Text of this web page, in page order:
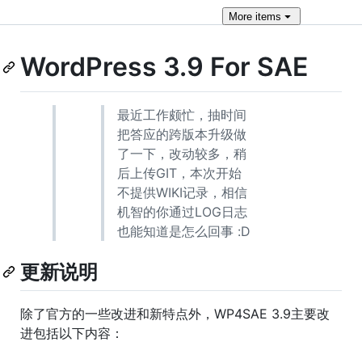
More items
WordPress 3.9 For SAE
最近工作颇忙，抽时间
把答应的跨版本升级做
了一下，改动较多，稍
后上传GIT，本次开始
不提供WIKI记录，相信
机智的你通过LOG日志
也能知道是怎么回事 :D
更新说明
除了官方的一些改进和新特点外，WP4SAE 3.9主要改
进包括以下内容：